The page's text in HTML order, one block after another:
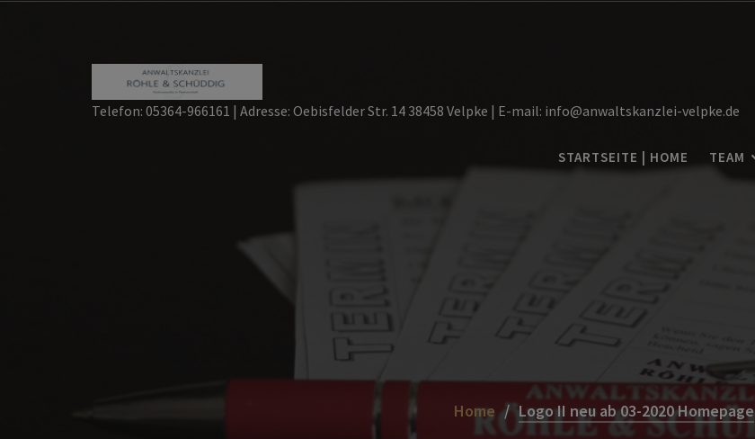
Telefon: 05364-966161 | Adresse: Oebisfelder Str. 14 38458 Velpke | E-mail: info@anwaltskanzlei-velpke.de
STARTSEITE | HOME TEAM
Home Logo II neu ab 03-2020 Homepage